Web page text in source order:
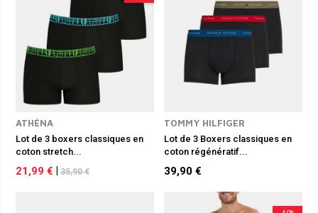
ATHÉNA
Lot de 3 boxers classiques en
coton stretch...
21,99 € 35,90 €
TOMMY HILFIGER
Lot de 3 Boxers classiques en
coton régénératif...
39,90 €